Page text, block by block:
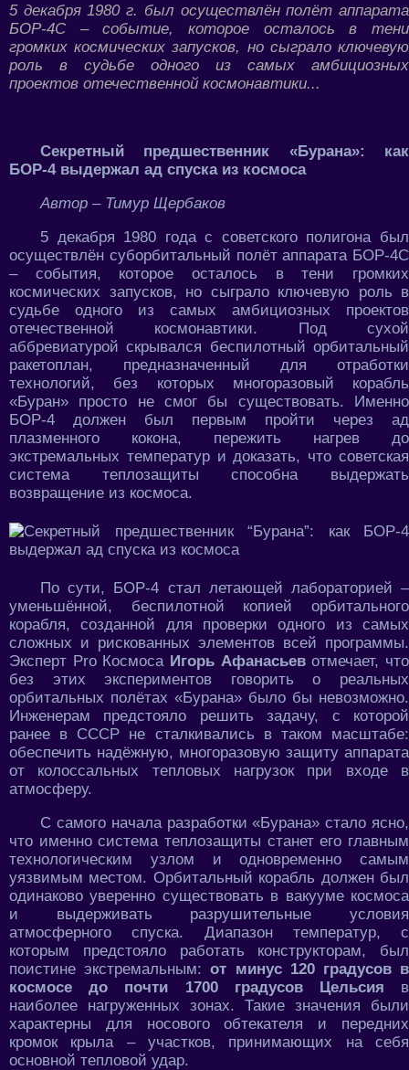
5 декабря 1980 г. был осуществлён полёт аппарата
БОР-4С – событие, которое осталось в тени
громких космических запусков, но сыграло ключевую
роль в судьбе одного из самых амбициозных
проектов отечественной космонавтики...
Секретный предшественник «Бурана»: как
БОР-4 выдержал ад спуска из космоса
Автор – Тимур Щербаков
5 декабря 1980 года с советского полигона был
осуществлён суборбитальный полёт аппарата БОР-4С
– события, которое осталось в тени громких
космических запусков, но сыграло ключевую роль в
судьбе одного из самых амбициозных проектов
отечественной космонавтики. Под сухой
аббревиатурой скрывался беспилотный орбитальный
ракетоплан, предназначенный для отработки
технологий, без которых многоразовый корабль
«Буран» просто не смог бы существовать. Именно
БОР-4 должен был первым пройти через ад
плазменного кокона, пережить нагрев до
экстремальных температур и доказать, что советская
система теплозащиты способна выдержать
возвращение из космоса.
По сути, БОР-4 стал летающей лабораторией –
уменьшённой, беспилотной копией орбитального
корабля, созданной для проверки одного из самых
сложных и рискованных элементов всей программы.
Эксперт Pro Космоса Игорь Афанасьевотмечает, что
без этих экспериментов говорить о реальных
орбитальных полётах «Бурана» было бы невозможно.
Инженерам предстояло решить задачу, с которой
ранее в СССР не сталкивались в таком масштабе:
обеспечить надёжную, многоразовую защиту аппарата
от колоссальных тепловых нагрузок при входе в
атмосферу.
С самого начала разработки «Бурана» стало ясно,
что именно система теплозащиты станет его главным
технологическим узлом и одновременно самым
уязвимым местом. Орбитальный корабль должен был
одинаково уверенно существовать в вакууме космоса
и выдерживать разрушительные условия
атмосферного спуска. Диапазон температур, с
которым предстояло работать конструкторам, был
поистине экстремальным:от минус 120 градусов в
космосе до почти 1700 градусов Цельсия в
наиболее нагруженных зонах. Такие значения были
характерны для носового обтекателя и передних
кромок крыла – участков, принимающих на себя
основной тепловой удар.